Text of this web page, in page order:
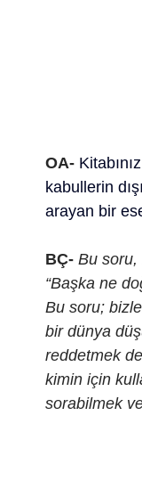
OA-
kabullerin
arayan bir
BÇ- Bu soru,
“Başka ne
Bu soru;
bir dünya
reddetmek
kimin için
sorabilmek